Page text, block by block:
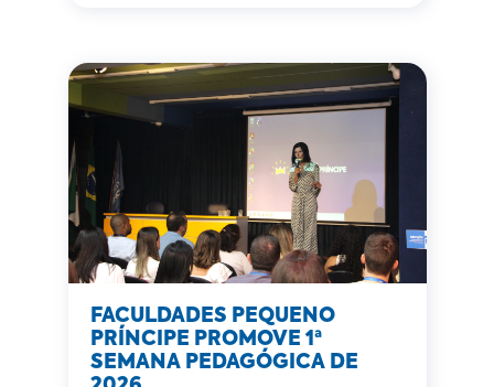
FACULDADES PEQUENO
PRÍNCIPE PROMOVE 1ª
SEMANA PEDAGÓGICA DE